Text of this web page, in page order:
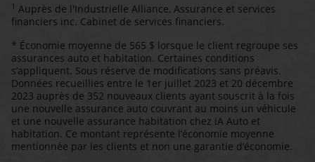
1 Auprès de l'Industrielle Alliance, Assurance et services
financiers inc. Cabinet de services financiers.
* Économie moyenne de 565 $ lorsque le client regroupe ses
assurances auto et habitation. Certaines conditions
s’appliquent. Sous réserve de modifications sans préavis.
Données recueillies entre le 1er juillet 2023 et 20 décembre
2023 auprès de 352 nouveaux clients ayant souscrit à la fois
une nouvelle assurance auto couvrant au moins un véhicule
et une nouvelle assurance habitation chez iA Auto et
habitation. Ce montant représente l’économie moyenne
mentionnée par les clients et non une garantie d’économie.